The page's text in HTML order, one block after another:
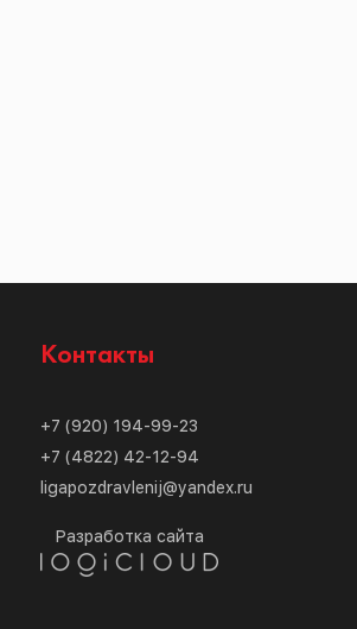
Контакты
+7 (920) 194-99-23
+7 (4822) 42-12-94
ligapozdravlenij@yandex.ru
Разработка сайта